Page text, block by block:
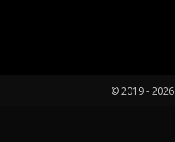
© 2019 -2026